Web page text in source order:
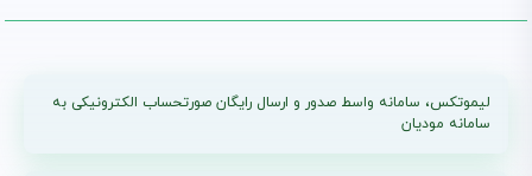
لیموتکس، سامانه واسط صدور و ارسال رایگان صورتحساب الکترونیکی به
سامانه مودیان